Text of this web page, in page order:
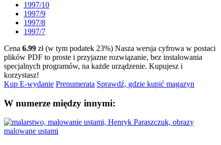
1997/10
1997/9
1997/8
1997/7
Cena 6.99 zł (w tym podatek 23%) Nasza wersja cyfrowa w postaci
plików PDF to proste i przyjazne rozwiązanie, bez instalowania
specjalnych programów, na każde urządzenie. Kupujesz i
korzystasz!
Kup E-wydanie Prenumerata Sprawdź, gdzie kupić magazyn
W numerze między innymi: